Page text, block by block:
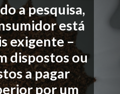
a pesquisa,
está
exigente –
dispostos ou
a pagar
por um